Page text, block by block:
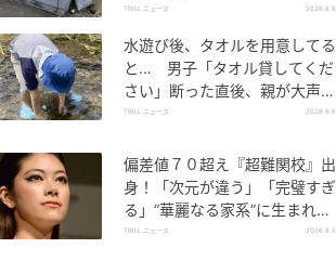
に迫られた"顛末"
TRILL ニュース 2026.8.6
水遊び後、タオルを用意してる
と… 男子「タオル貸してくだ
さい」断った直後、親が大声で
放った一言に絶句
TRILL ニュース 2026.8.6
偏差値７０超え『超難関校』出
身！「次元が違う」「完璧すぎ
る」“華麗なる家系”に生まれた
【規格外の逸材】
TRILL ニュース 2026.8.5